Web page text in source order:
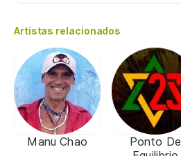
Artistas relacionados
Manu Chao
Ponto De